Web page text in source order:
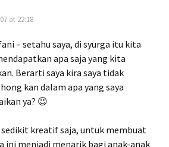
at 22:18
– setahu saya, di syurga itu kita
apa saja yang kita
Berarti saya kira saya tidak
kan dalam apa yang saya
ya? 😉
sedikit kreatif saja, untuk membuat
ini menjadi menarik bagi anak-anak